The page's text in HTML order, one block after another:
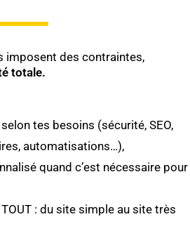
imposent des contraintes,
totale.
tes besoins (sécurité, SEO,
automatisations…),
quand c’est nécessaire pour
: du site simple au site très